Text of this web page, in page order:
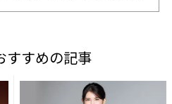
すすめの記事